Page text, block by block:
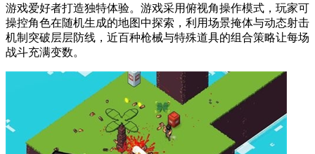
游戏爱好者打造独特体验。游戏采用俯视角操作模式，玩家可
操控角色在随机生成的地图中探索，利用场景掩体与动态射击
机制突破层层防线，近百种枪械与特殊道具的组合策略让每场
战斗充满变数。